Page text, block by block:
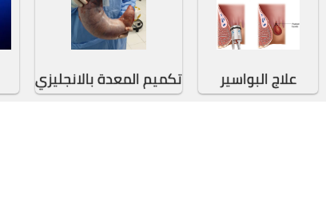
علاج البواسير تكميم المعدة بالانجليزي